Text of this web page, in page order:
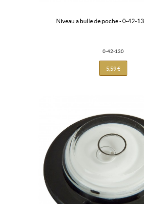
niveau a bulle de poche - 0-42-
0-42-130
5,59 €